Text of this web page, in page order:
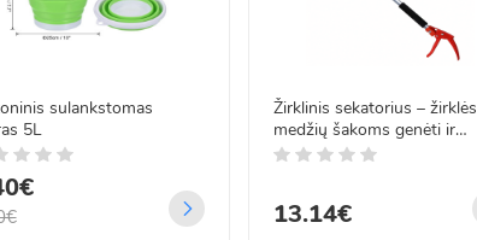
sulankstomas
5L
Žirklinis sekatorius – žirklės
medžių šakoms genėti ir
vaisiams skinti, 100 cm
13.14€